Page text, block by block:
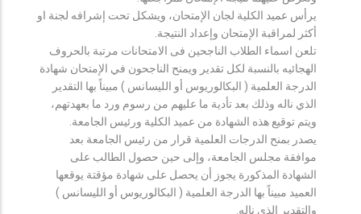
يرأس عميد الكلية لجان الإمتحان، ويشكل تحت إشرافه لجنة او
أكثر لمراقبة الإمتحان وإعداد النتيجة.
تلعن اسماء الطلاب الناجحين فى الامتحانات مرتبة بالحروف
الهجائيه بالنسبة لكل تقدير ويمنح الناجحون في الإمتحان شهادة
الدرجة العلمية ( البكالوريوس أو الليسانس ) مبيناً بها التقدير
الذي ناله وذلك بعد تأدية ما عليهم من رسوم ورد ما بعهدتهم،
ويتم توقيع هذه الشهادة من عميد الكلية ورئيس الجامعة.
يصدر بمنح الدرجات العلمية قرار من رئيس الجامعة بعد
موافقة مجلس الجامعة، وإلى حين حصول الطالب على
الشهادة المذكورة يجوز أن يحصل على شهادة مؤقتة يوقعها
العميد مبيناً بها الدرجة العلمية ( البكالوريوس أو الليسانس )
والتقدير الذي ناله.